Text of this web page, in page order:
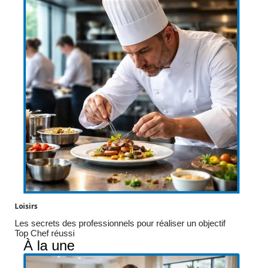
Loisirs
Les secrets des professionnels pour réaliser un objectif
Top Chef réussi
À la une